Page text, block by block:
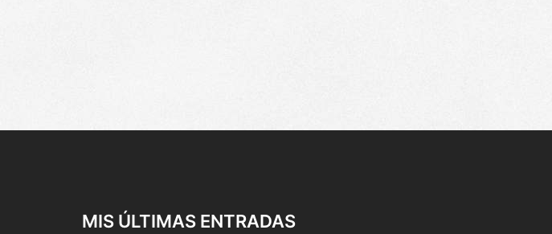
MIS ÚLTIMAS ENTRADAS